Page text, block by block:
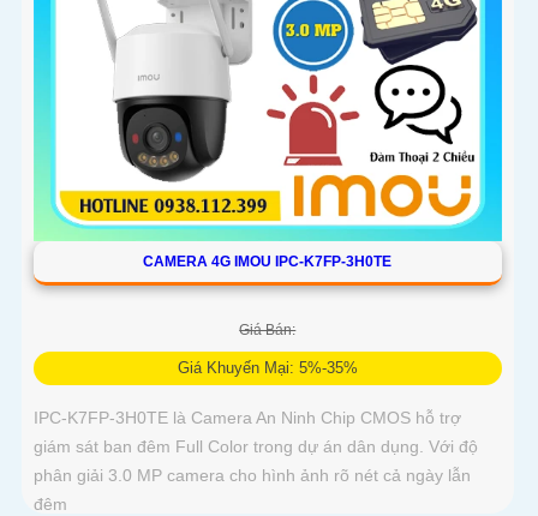
CAMERA 4G IMOU IPC-K7FP-3H0TE
Giá Bán:
Giá Khuyến Mại: 5%-35%
IPC-K7FP-3H0TE là Camera An Ninh Chip CMOS hỗ trợ
giám sát ban đêm Full Color trong dự án dân dụng. Với độ
phân giải 3.0 MP camera cho hình ảnh rõ nét cả ngày lẫn
đêm